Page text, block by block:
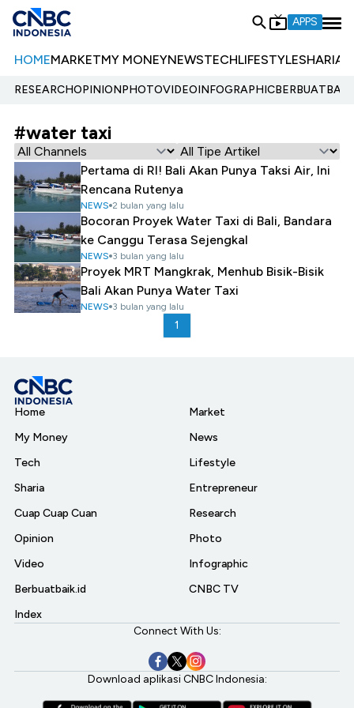
APPS
HOMEMARKETMY MONEYNEWSTECHLIFESTYLESHARIA
RESEARCHOPINIONPHOTOVIDEOINFOGRAPHIC
#water taxi
Pertama di RI! Bali Akan Punya Taksi Air, Ini
Rencana Rutenya
NEWS 2 bulan yang lalu
Bocoran Proyek Water Taxi di Bali, Bandara
ke Canggu Terasa Sejengkal
NEWS 3 bulan yang lalu
Proyek MRT Mangkrak, Menhub Bisik-Bisik
Bali Akan Punya Water Taxi
NEWS 3 bulan yang lalu
1
Home
My Money
Tech
Sharia
Cuap Cuap Cuan
Opinion
Video
Berbuatbaik.id
Index
Market
News
Lifestyle
Entrepreneur
Research
Photo
Infographic
CNBC TV
Connect With Us:
Download aplikasi CNBC Indonesia: